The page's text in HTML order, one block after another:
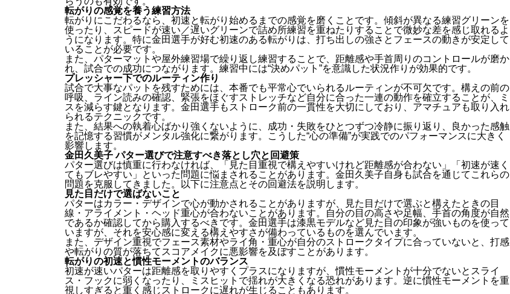
転がりの感覚を養う練習方法
転がりにこだわるなら、初速と転がり始めるまでの感覚を磨くことです。傾斜が異なる練習グリーンを
使ったり、スピードが速い／遅いグリーンで詰め所練習を重ねたりすることで微妙な差を感じ取れるよ
うになります。特に金田選手が好む初速のある転がりは、打ち出しの強さとフェースの動きが安定して
いることが必要です。
また、パターマットや屋外練習場で繰り返し練習することで、距離感や手首周りのコントロールが磨か
れ、試合での成功につながります。練習中には“決めパット”を意識した状況作りが効果的です。
プレッシャー下でのルーティン作り
試合で大事なパットを残すためには、本番でも平常心でいられるルーティンが不可欠です。構えの前の
呼吸、ライン読みの確認、緊張をほぐすストレッチなど自分に合った一連の動作を確立することが、ミ
スを減らす鍵となります。金田選手もストローク前の一貫性を大切にしており、アマチュアも取り入れ
られるテクニックです。
また、結果への執着心ばかり強くないように、成功・失敗をひとつずつ冷静に振り返り、良かった感触
を記憶する習慣がメンタル強化に繋がります。こうした“心の準備”が実践でのパフォーマンスに大きく
影響します。
金田久美子 パター選びで注意すべき落とし穴と回避策
パター選びは慎重に行わなければ、「見た目重視で構えやすいけれど距離感が合わない」「初速が速く
てもブレやすい」といった問題に悩まされることがあります。金田久美子自身も試合を通じてこれらの
問題を克服してきました。以下に注意点とその回避法を説明します。
見た目だけで選ばないこと
パターはカラー・デザインで心が動かされることがありますが、見た目だけで選ぶと構えたときの目
線・アライメント・ヘッド重心が合わないことがあります。自分の目の高さや足幅、手首の角度が自然
であるか確認してから購入するべきです。金田選手は漆黒モデルなど見た目の印象が強いものを使って
いますが、それを安心感に変える構えやすさが備わっているものを選んでいます。
また、デザイン重視でフェース素材やライ角・重心が自分のストロークタイプに合っていないと、打感
や転がりの質が落ちてスコアメイクに悪影響を及ぼすことがあります。
転がりの初速と慣性モーメントのバランス
初速が速いパターは距離感を取りやすくプラスになりますが、慣性モーメントが十分でないとスライ
ス・フックに弱くなったり、ミスヒットで揺れが大きくなる恐れがあります。逆に慣性モーメントを重
視しすぎると重く感じストロークに遅れが生じることもあります。